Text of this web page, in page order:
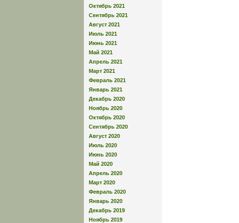
Октябрь 2021
Сентябрь 2021
Август 2021
Июль 2021
Июнь 2021
Май 2021
Апрель 2021
Март 2021
Февраль 2021
Январь 2021
Декабрь 2020
Ноябрь 2020
Октябрь 2020
Сентябрь 2020
Август 2020
Июль 2020
Июнь 2020
Май 2020
Апрель 2020
Март 2020
Февраль 2020
Январь 2020
Декабрь 2019
Ноябрь 2019